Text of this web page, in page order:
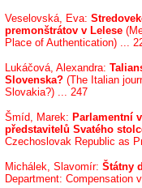
Veselovská, Eva:
premonštrátov v Lelese
Place of Authentication) ...
Lukáčová, Alexandra:
Slovenska? (The Italian
Slovakia?) ... 247
Šmíd, Marek: Parlamentní
představitelů Svatého
Czechoslovak Republic as
Michálek, Slavomír: Štátny
Department: Compensation